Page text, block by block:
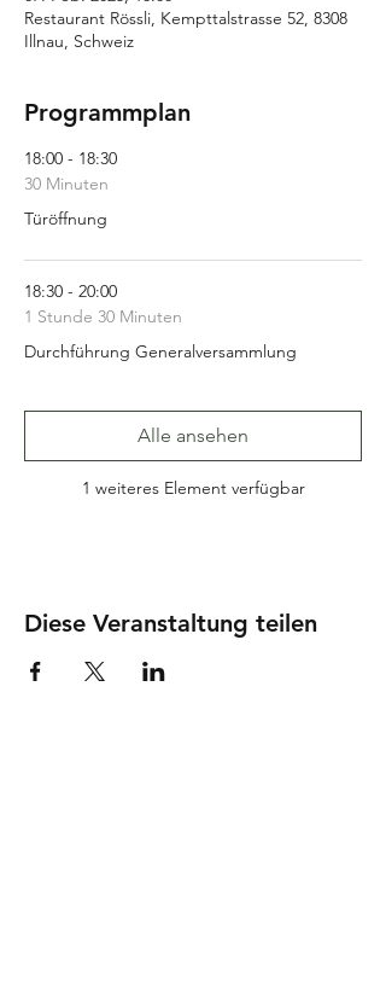
Restaurant Rössli, Kempttalstrasse 52, 8308
Illnau, Schweiz
Programmplan
18:00 - 18:30
30 Minuten
Türöffnung
18:30 - 20:00
1 Stunde 30 Minuten
Durchführung Generalversammlung
1 weiteres Element verfügbar
Alle ansehen
Diese Veranstaltung teilen